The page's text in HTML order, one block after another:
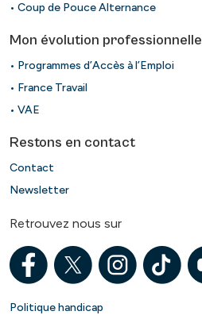
• Coup de Pouce Alternance
Mon évolution professionnelle
• Programmes d’Accès à l’Emploi
• France Travail
• VAE
Restons en contact
Contact
Newsletter
Retrouvez nous sur
Politique handicap